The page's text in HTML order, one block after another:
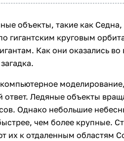
объекты, такие как Седна,
гигантским круговым
Как они оказались
Ледяные объекты
Однако небольшие
чем более крупные.
их к отдаленным областям